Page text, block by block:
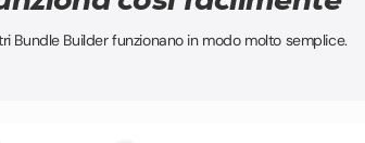
Bundle Builder funzionano in modo molto semplice.